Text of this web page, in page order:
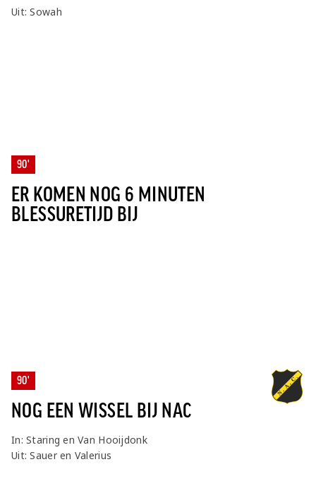
Uit: Sowah
90'
ER KOMEN NOG 6 MINUTEN
BLESSURETIJD BIJ
90'
NOG EEN WISSEL BIJ NAC
In: Staring en Van Hooijdonk
Uit: Sauer en Valerius